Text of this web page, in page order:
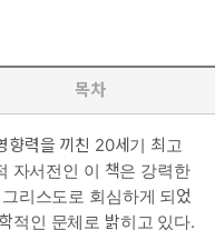
목차
향력을 끼친 20세기 최고
자서전인 이 책은 강력한
리스도로 회심하게 되었
적인 문체로 밝히고 있다.